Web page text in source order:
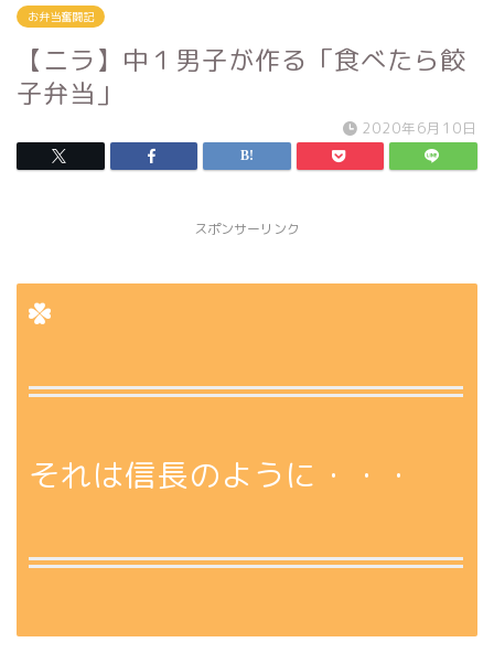
お弁当奮闘記
【ニラ】中１男子が作る「食べたら餃
子弁当」
2020年6月10日
スポンサーリンク
それは信長のように・・・